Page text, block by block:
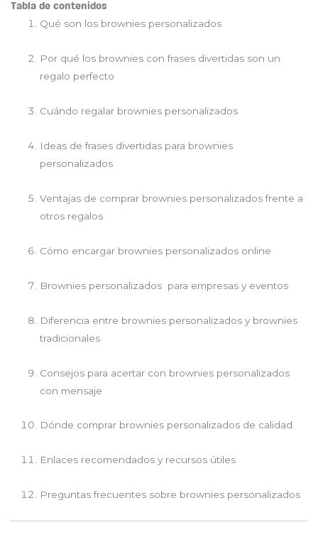
Tabla de contenidos
Qué son los brownies personalizados
Por qué los brownies con frases divertidas son un
regalo perfecto
Cuándo regalar brownies personalizados
Ideas de frases divertidas para brownies
personalizados
Ventajas de comprar brownies personalizados frente a
otros regalos
Cómo encargar brownies personalizados online
Brownies personalizados para empresas y eventos
Diferencia entre brownies personalizados y brownies
tradicionales
Consejos para acertar con brownies personalizados
con mensaje
Dónde comprar brownies personalizados de calidad
Enlaces recomendados y recursos útiles
Preguntas frecuentes sobre brownies personalizados